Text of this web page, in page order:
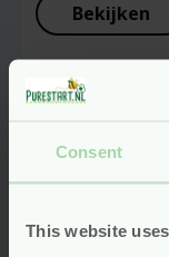
Consent
This website
Bekijken